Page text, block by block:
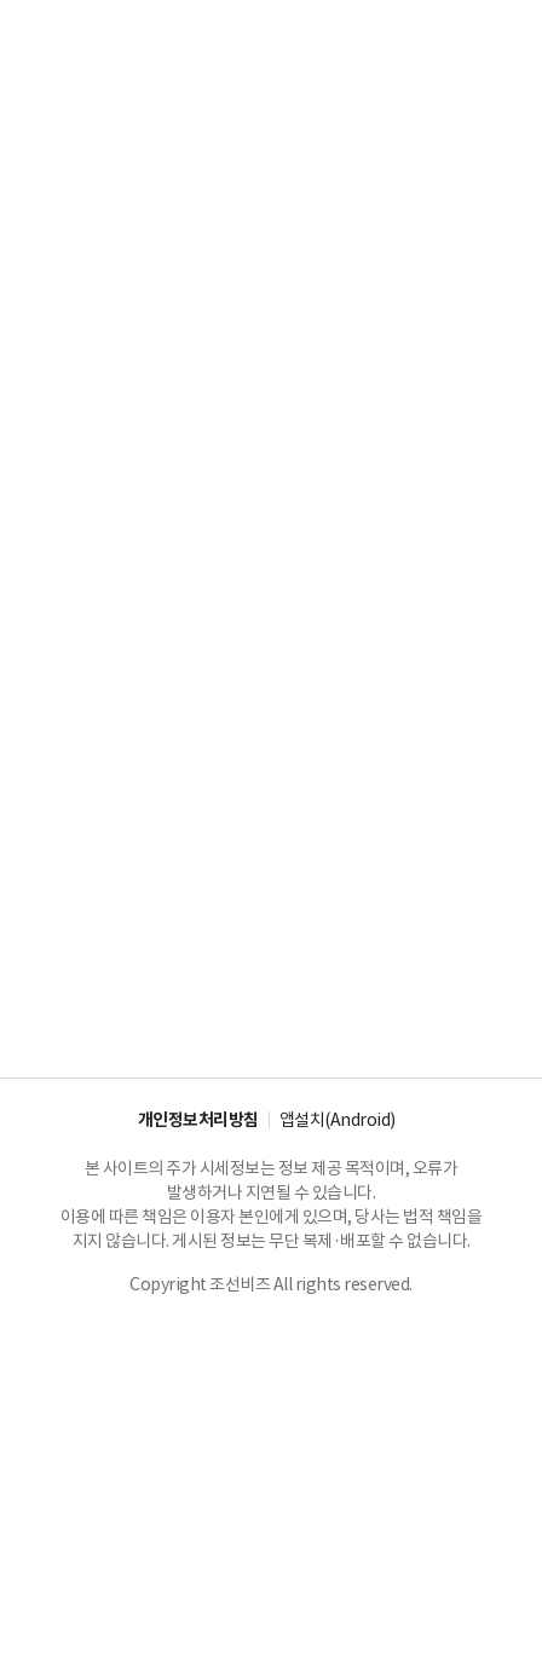
개인정보처리방침 앱설치(Android)
본 사이트의 주가 시세정보는 정보 제공 목적이며, 오류가
발생하거나 지연될 수 있습니다.
이용에 따른 책임은 이용자 본인에게 있으며, 당사는 법적 책임을
지지 않습니다. 게시된 정보는 무단 복제·배포할 수 없습니다.
Copyright 조선비즈 All rights reserved.